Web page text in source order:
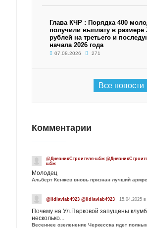
Глава КЧР : Порядка 400
получили выплату в размере
рублей на третьего и
начала 2026 года
07.08.2026 271
Все новости
Комментарии
@ДневникСтроителя-ш5ж
ш5ж
Молодец
Альберт Кенжев вновь признан лучший
@lidiavlab4923 @lidiavlab4923 15.04.2025 в
Почему на Ул.Парковой запущены
несколько...
Весеннее озеленение Черкесска идет